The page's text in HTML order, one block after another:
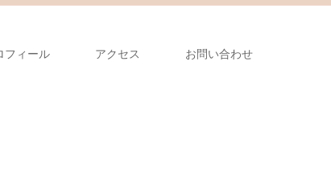
フィール アクセス お問い合わせ